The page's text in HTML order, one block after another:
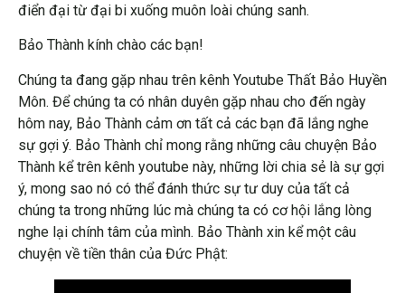
điển đại từ đại bi xuống muôn loài chúng sanh.
Bảo Thành kính chào các bạn!
Chúng ta đang gặp nhau trên kênh Youtube Thất Bảo Huyền
Môn. Để chúng ta có nhân duyên gặp nhau cho đến ngày
hôm nay, Bảo Thành cảm ơn tất cả các bạn đã lắng nghe
sự gợi ý. Bảo Thành chỉ mong rằng những câu chuyện Bảo
Thành kể trên kênh youtube này, những lời chia sẻ là sự gợi
ý, mong sao nó có thể đánh thức sự tư duy của tất cả
chúng ta trong những lúc mà chúng ta có cơ hội lắng lòng
nghe lại chính tâm của mình. Bảo Thành xin kể một câu
chuyện về tiền thân của Đức Phật: